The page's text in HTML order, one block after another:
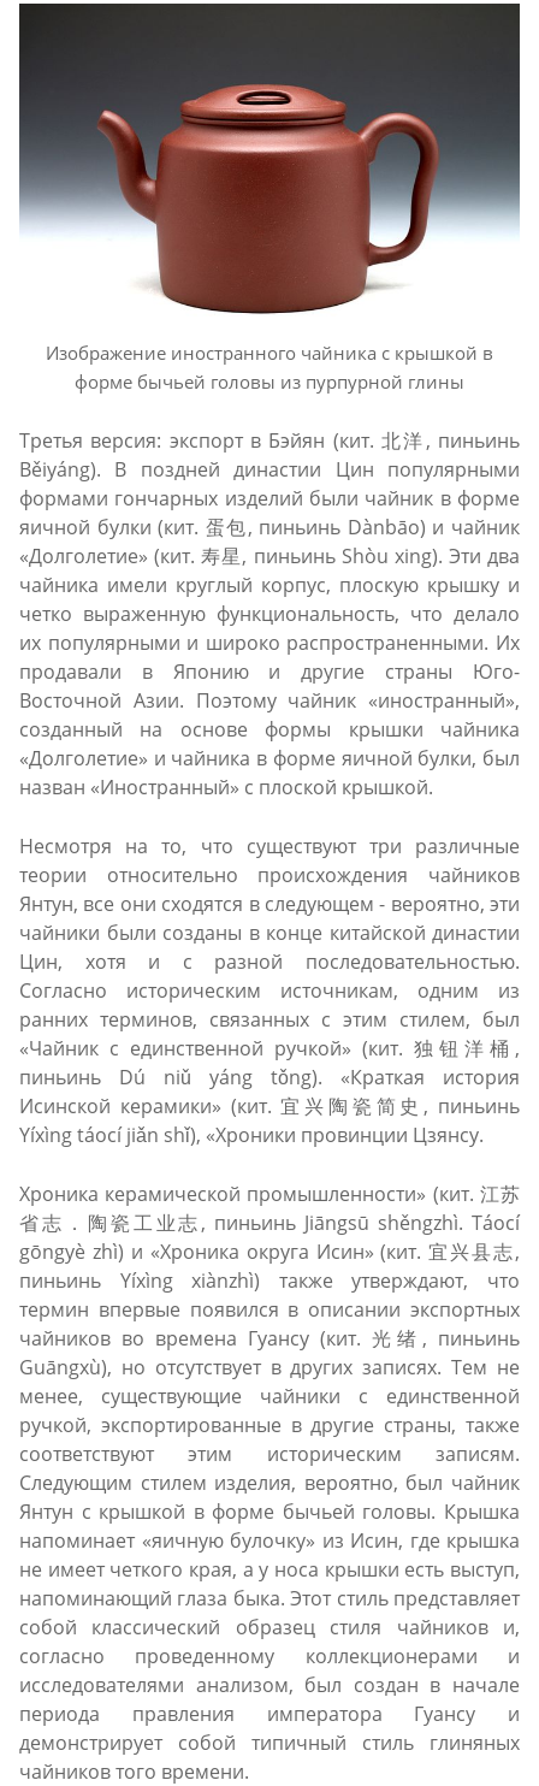
Изображение иностранного чайника с крышкой в
форме бычьей головы из пурпурной глины
Третья версия: экспорт в Бэйян (кит. 北洋, пиньинь
Běiyáng). В поздней династии Цин популярными
формами гончарных изделий были чайник в форме
яичной булки (кит. 蛋包, пиньинь Dànbāo) и чайник
«Долголетие» (кит. 寿星, пиньинь Shòu xing). Эти два
чайника имели круглый корпус, плоскую крышку и
четко выраженную функциональность, что делало
их популярными и широко распространенными. Их
продавали в Японию и другие страны Юго-
Восточной Азии. Поэтому чайник «иностранный»,
созданный на основе формы крышки чайника
«Долголетие» и чайника в форме яичной булки, был
назван «Иностранный» с плоской крышкой.
Несмотря на то, что существуют три различные
теории относительно происхождения чайников
Янтун, все они сходятся в следующем - вероятно, эти
чайники были созданы в конце китайской династии
Цин, хотя и с разной последовательностью.
Согласно историческим источникам, одним из
ранних терминов, связанных с этим стилем, был
«Чайник с единственной ручкой» (кит. 独钮洋桶,
пиньинь Dú niǔ yáng tǒng). «Краткая история
Исинской керамики» (кит. 宜兴陶瓷简史, пиньинь
Yíxìng táocí jiǎn shǐ), «Хроники провинции Цзянсу.
Хроника керамической промышленности» (кит. 江苏
省志．陶瓷工业志, пиньинь Jiāngsū shěngzhì. Táocí
gōngyè zhì) и «Хроника округа Исин» (кит. 宜兴县志,
пиньинь Yíxìng xiànzhì) также утверждают, что
термин впервые появился в описании экспортных
чайников во времена Гуансу (кит. 光绪, пиньинь
Guāngxù), но отсутствует в других записях. Тем не
менее, существующие чайники с единственной
ручкой, экспортированные в другие страны, также
соответствуют этим историческим записям.
Следующим стилем изделия, вероятно, был чайник
Янтун с крышкой в форме бычьей головы. Крышка
напоминает «яичную булочку» из Исин, где крышка
не имеет четкого края, а у носа крышки есть выступ,
напоминающий глаза быка. Этот стиль представляет
собой классический образец стиля чайников и,
согласно проведенному коллекционерами и
исследователями анализом, был создан в начале
периода правления императора Гуансу и
демонстрирует собой типичный стиль глиняных
чайников того времени.